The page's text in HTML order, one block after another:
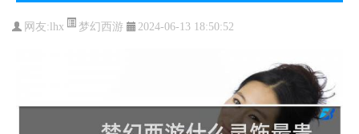
网友:lhx 梦幻西游 2024-06-13 18:50:52